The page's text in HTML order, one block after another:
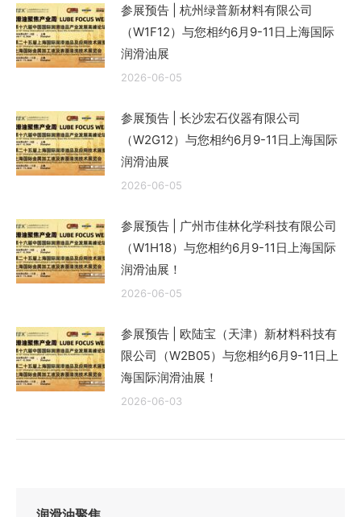
参展预告 | 杭州绿普新材料有限公司
（W1F12）与您相约6月9-11日上海国际
润滑油展
2026-06-05
参展预告 | 长沙宏石仪器有限公司
（W2G12）与您相约6月9-11日上海国际
润滑油展
2026-06-05
参展预告 | 广州市佳林化学科技有限公司
（W1H18）与您相约6月9-11日上海国际
润滑油展！
2026-06-05
参展预告 | 欧陆宝（天津）新材料科技有
限公司（W2B05）与您相约6月9-11日上
海国际润滑油展！
2026-06-03